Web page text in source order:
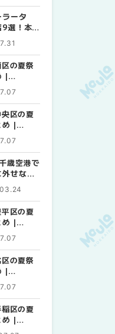
ータ
9選！本
店まで
の夏祭
|
区の夏
め |
歳空港で
せない
子18選
区の夏
め |
の夏祭
|
区の夏
め |
夏 札幌市手稲区の夏
イベントまとめ |
10
夏 札幌市白石区の夏
イベントまとめ |
9
夏 札幌市清田区の夏
イベントまとめ |
6
夏 札幌市南区の夏祭
ベントまとめ |
8
夏 札幌市豊平区の夏
イベントまとめ |
9
夏 札幌市中央区の夏
イベントまとめ |
9
夏 恵庭市・千歳市の
・イベントまとめ |
夏 札幌市西区の夏祭
ベントまとめ |
12
夏 札幌市手稲区の夏
イベントまとめ |
10
麻辣湯（マーラータ
すすめ専門店6選！本
較 | MouLa
5
夏 札幌市清田区の夏
イベントまとめ |
6
年最新】新千歳空港で
えない絶対に外せない
スイーツ・焼き菓子18選
HOKKAIDO
25
歳空港】新カードラウ
開業。「SUPER
ジアネックス）」をご
！ | MouLa
18
夏 札幌市豊平区の夏
イベントまとめ |